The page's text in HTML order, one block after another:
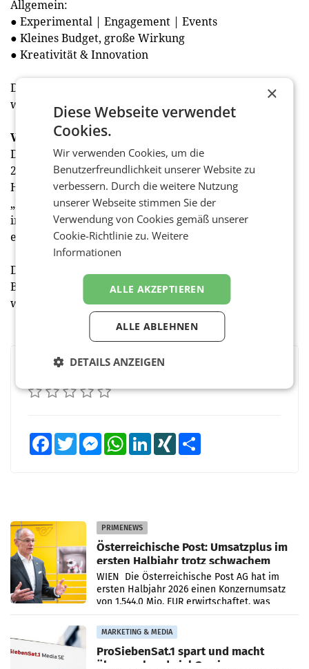
Allgemein:
● Experimental | Engagement | Events
● Kleines Budget, große Wirkung
● Kreativität & Innovation
Details zu den einzelnen Kategorien online auf:
www.vamp-award.at/kategorien
Vamp Award auf einen Blick
Die Einreichfrist läuft von 2. Februar bis 31. März
2022. Verliehen werden die Vamp Awards in den vier
Haupt-Kategorien „Ambient Media“,
„Promotions“, „Digital out of Home“, „Allgemein“ mit
insgesamt elf Subkategorien. Das Einreichtool ist
erreichbar unter:vampaward.submit.to
Die Award Show findet am Dienstag, 21. Juni 2022 im
Belvedere 21 statt. Alle Infos zum Vamp Award auf:
www.vamp-award.at (red)
BEWERTEN SIE DIESEN ARTIKEL
FacebookTwitter MessengerWhatsAppLinkedInXING
PRIMENEWS
Österreichische Post: Umsatzplus im
ersten Halbjahr trotz schwachem
Briefgeschäft
WIEN Die Österreichische Post AG hat im
ersten Halbjahr 2026 einen Konzernumsatz
von 1.544,0 Mio. EUR erwirtschaftet, was
einem Plus von 3,8 Prozent gegenüber dem
Vergleichszeitraum
MARKETING & MEDIA
ProSiebenSat.1 spart und macht
überraschend viel Gewinn
×
Diese Webseite verwendet
Cookies.
Wir verwenden Cookies, um die
Benutzerfreundlichkeit unserer Website zu
verbessern. Durch die weitere Nutzung
unserer Webseite stimmen Sie der
Verwendung von Cookies gemäß unserer
Cookie-Richtlinie zu.Weitere
Informationen
ALLE AKZEPTIEREN
ALLE ABLEHNEN
DETAILS ANZEIGEN